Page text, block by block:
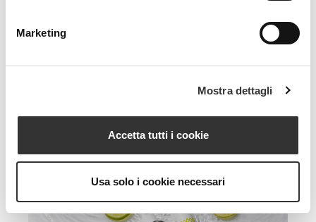
Marketing
Mostra dettagli
Accetta tutti i cookie
Usa solo i cookie necessari